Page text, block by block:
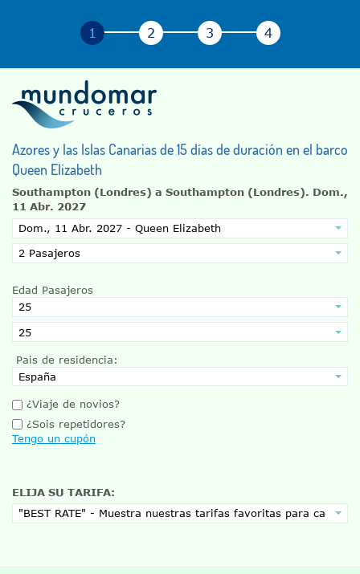
Azores y las Islas Canarias de 15 días de duración en el barco
Queen Elizabeth
Southampton (Londres) a Southampton (Londres). Dom.,
11 Abr. 2027
Edad Pasajeros
Pais de residencia:
¿Viaje de novios?
¿Sois repetidores?
Tengo un cupón
ELIJA SU TARIFA: